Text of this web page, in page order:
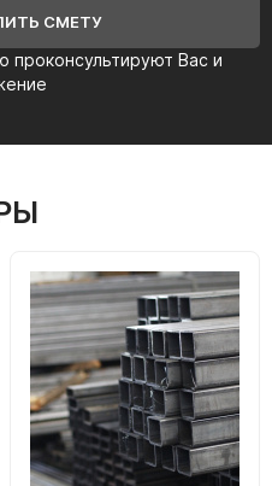
проконсультируют Вас и
СМЕТУ